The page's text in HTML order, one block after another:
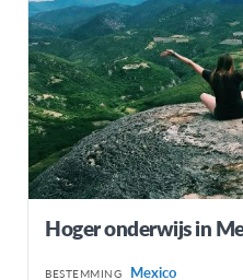
Hoger onderwijs in
BESTEMMING Mexico